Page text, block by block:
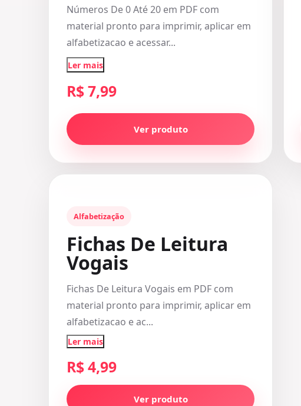
Números De 0 Até 20 em PDF com
material pronto para imprimir, aplicar em
alfabetizacao e acessar...
Ler mais
R$ 7,99
Ver produto
Alfabetização
Fichas De Leitura
Vogais
Fichas De Leitura Vogais em PDF com
material pronto para imprimir, aplicar em
alfabetizacao e ac...
Ler mais
R$ 4,99
Ver produto